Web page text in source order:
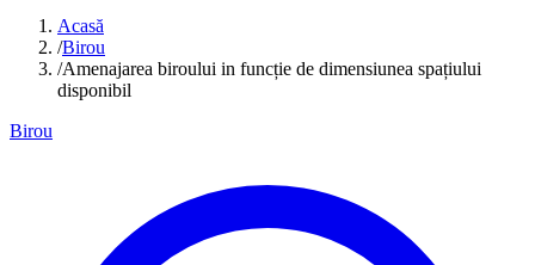
Acasă
/Birou
/Amenajarea biroului in funcție de dimensiunea spațiului
disponibil
Birou